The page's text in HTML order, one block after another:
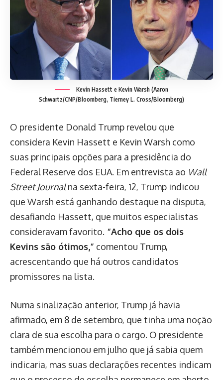
Kevin Hassett e Kevin Warsh (Aaron
Schwartz/CNP/Bloomberg, Tierney L. Cross/Bloomberg)
O presidente Donald Trump revelou que
considera Kevin Hassett e Kevin Warsh como
suas principais opções para a presidência do
Federal Reserve dos EUA. Em entrevista ao Wall
Street Journalna sexta-feira, 12, Trump indicou
que Warsh está ganhando destaque na disputa,
desafiando Hassett, que muitos especialistas
consideravam favorito. “Acho que os dois
Kevins são ótimos,” comentou Trump,
acrescentando que há outros candidatos
promissores na lista.
Numa sinalização anterior, Trump já havia
afirmado, em 8 de setembro, que tinha uma noção
clara de sua escolha para o cargo. O presidente
também mencionou em julho que já sabia quem
indicaria, mas suas declarações recentes indicam